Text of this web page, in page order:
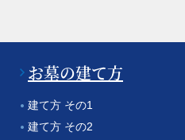
お墓の建て方
建て方 その1
建て方 その2